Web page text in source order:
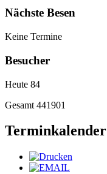
Nächste Besen
Keine Termine
Besucher
Heute 84
Gesamt 441901
Terminkalender